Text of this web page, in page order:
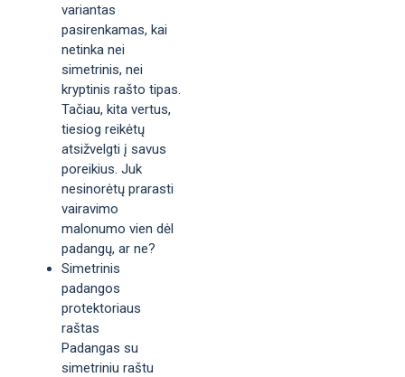
variantas
pasirenkamas, kai
netinka nei
simetrinis, nei
kryptinis rašto tipas.
Tačiau, kita vertus,
tiesiog reikėtų
atsižvelgti į savus
poreikius. Juk
nesinorėtų prarasti
vairavimo
malonumo vien dėl
padangų, ar ne?
Simetrinis
padangos
protektoriaus
raštas
Padangas su
simetriniu raštu